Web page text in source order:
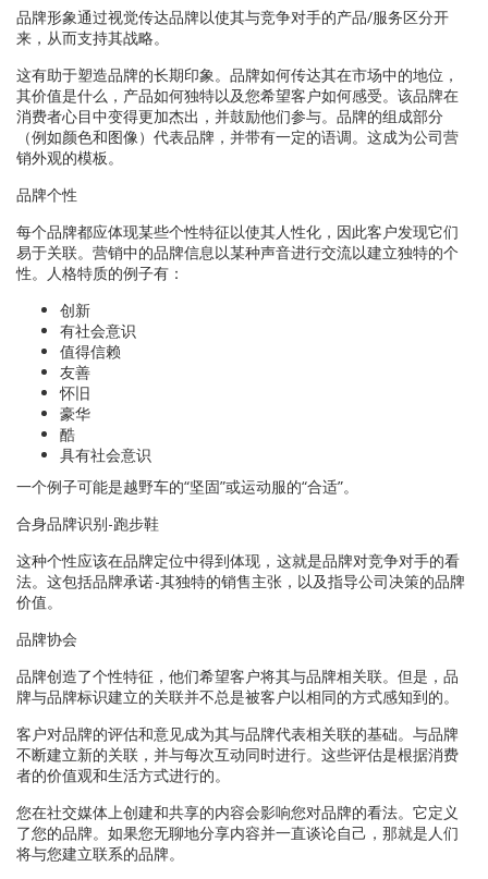
品牌形象通过视觉传达品牌以使其与竞争对手的产品/服务区分开
来，从而支持其战略。
这有助于塑造品牌的长期印象。品牌如何传达其在市场中的地位，
其价值是什么，产品如何独特以及您希望客户如何感受。该品牌在
消费者心目中变得更加杰出，并鼓励他们参与。品牌的组成部分
（例如颜色和图像）代表品牌，并带有一定的语调。这成为公司营
销外观的模板。
品牌个性
每个品牌都应体现某些个性特征以使其人性化，因此客户发现它们
易于关联。营销中的品牌信息以某种声音进行交流以建立独特的个
性。人格特质的例子有：
创新
有社会意识
值得信赖
友善
怀旧
豪华
酷
具有社会意识
一个例子可能是越野车的“坚固”或运动服的“合适”。
合身品牌识别-跑步鞋
这种个性应该在品牌定位中得到体现， 这就是品牌对竞争对手的看
法。这包括品牌承诺 -其独特的销售主张，以及指导公司决策的品牌
价值。
品牌协会
品牌创造了个性特征，他们希望客户将其与品牌相关联。但是，品
牌与品牌标识建立的关联并不总是被客户以相同的方式感知到的。
客户对品牌的评估和意见成为其与品牌代表相关联的基础。与品牌
不断建立新的关联，并与每次互动同时进行。这些评估是根据消费
者的价值观和生活方式进行的。
您在社交媒体上创建和共享的内容会影响您对品牌的看法。它定义
了您的品牌。如果您无聊地分享内容并一直谈论自己，那就是人们
将与您建立联系的品牌。